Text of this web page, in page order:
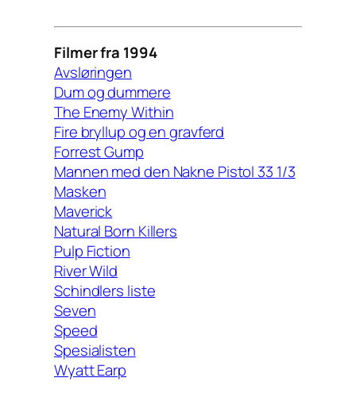
Filmer fra 1994
Avsløringen
Dum og dummere
The Enemy Within
Fire bryllup og en gravferd
Forrest Gump
Mannen med den Nakne Pistol 33 1/3
Masken
Maverick
Natural Born Killers
Pulp Fiction
River Wild
Schindlers liste
Seven
Speed
Spesialisten
Wyatt Earp